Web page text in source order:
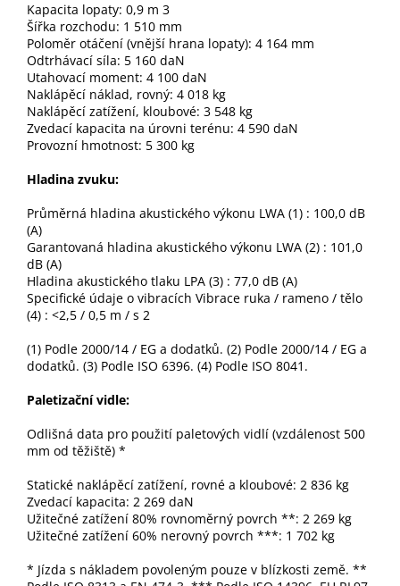
Kapacita lopaty: 0,9 m 3
Šířka rozchodu: 1 510 mm
Poloměr otáčení (vnější hrana lopaty): 4 164 mm
Odtrhávací síla: 5 160 daN
Utahovací moment: 4 100 daN
Naklápěcí náklad, rovný: 4 018 kg
Naklápěcí zatížení, kloubové: 3 548 kg
Zvedací kapacita na úrovni terénu: 4 590 daN
Provozní hmotnost: 5 300 kg
Hladina zvuku:
Průměrná hladina akustického výkonu LWA (1) : 100,0 dB
(A)
Garantovaná hladina akustického výkonu LWA (2) : 101,0
dB (A)
Hladina akustického tlaku LPA (3) : 77,0 dB (A)
Specifické údaje o vibracích Vibrace ruka / rameno / tělo
(4) : <2,5 / 0,5 m / s 2
(1) Podle 2000/14 / EG a dodatků. (2) Podle 2000/14 / EG a
dodatků. (3) Podle ISO 6396. (4) Podle ISO 8041.
Paletizační vidle:
Odlišná data pro použití paletových vidlí (vzdálenost 500
mm od těžiště) *
Statické naklápěcí zatížení, rovné a kloubové: 2 836 kg
Zvedací kapacita: 2 269 ​​daN
Užitečné zatížení 80% rovnoměrný povrch **: 2 269 ​​kg
Užitečné zatížení 60% nerovný povrch ***: 1 702 kg
* Jízda s nákladem povoleným pouze v blízkosti země. **